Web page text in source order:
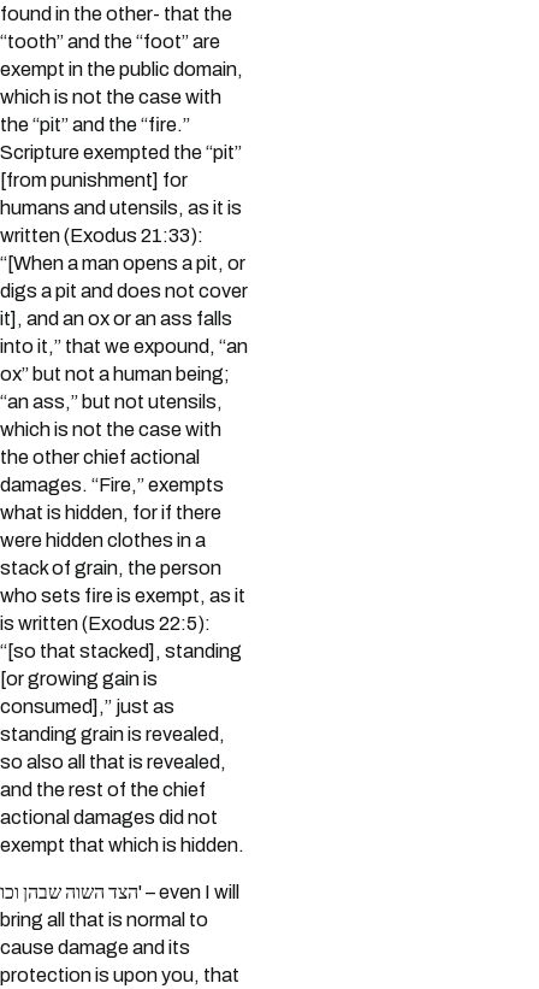
found in the other- that the
“tooth” and the “foot” are
exempt in the public domain,
which is not the case with
the “pit” and the “fire.”
Scripture exempted the “pit”
[from punishment] for
humans and utensils, as it is
written (Exodus 21:33):
“[When a man opens a pit, or
digs a pit and does not cover
it], and an ox or an ass falls
into it,” that we expound, “an
ox” but not a human being;
“an ass,” but not utensils,
which is not the case with
the other chief actional
damages. “Fire,” exempts
what is hidden, for if there
were hidden clothes in a
stack of grain, the person
who sets fire is exempt, as it
is written (Exodus 22:5):
“[so that stacked], standing
[or growing gain is
consumed],” just as
standing grain is revealed,
so also all that is revealed,
and the rest of the chief
actional damages did not
exempt that which is hidden.
הצד השוה שבהן וכו' – even I will
bring all that is normal to
cause damage and its
protection is upon you, that